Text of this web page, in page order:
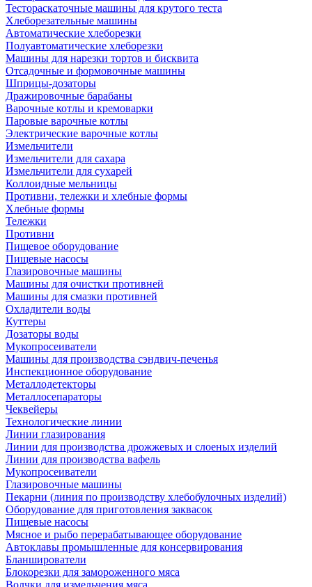
Тестораскаточные машины для крутого теста
Хлеборезательные машины
Автоматические хлеборезки
Полуавтоматические хлеборезки
Машины для нарезки тортов и бисквита
Отсадочные и формовочные машины
Шприцы-дозаторы
Дражировочные барабаны
Варочные котлы и кремоварки
Паровые варочные котлы
Электрические варочные котлы
Измельчители
Измельчители для сахара
Измельчители для сухарей
Коллоидные мельницы
Противни, тележки и хлебные формы
Хлебные формы
Тележки
Противни
Пищевое оборудование
Пищевые насосы
Глазировочные машины
Машины для очистки противней
Машины для смазки противней
Охладители воды
Куттеры
Дозаторы воды
Мукопросеиватели
Машины для производства сэндвич-печенья
Инспекционное оборудование
Металлодетекторы
Металлосепараторы
Чеквейеры
Технологические линии
Линии глазирования
Линии для производства дрожжевых и слоеных изделий
Линии для производства вафель
Мукопросеиватели
Глазировочные машины
Пекарни (линия по производству хлебобулочных изделий)
Оборудование для приготовления заквасок
Пищевые насосы
Мясное и рыбо перерабатывающее оборудование
Автоклавы промышленные для консервирования
Бланширователи
Блокорезки для замороженного мяса
Волчки для измельчения мяса